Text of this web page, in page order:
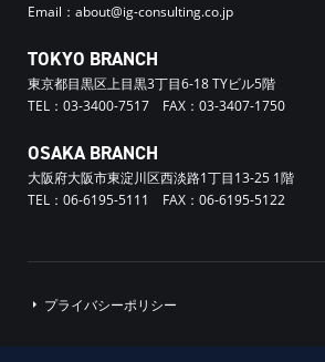
Email：about@ig-consulting.co.jp
TOKYO BRANCH
東京都目黒区上目黒3丁目6-18 TYビル5階
TEL：03-3400-7517 FAX：03-3407-1750
OSAKA BRANCH
大阪府大阪市東淀川区西淡路1丁目13-25 1階
TEL：06-6195-5111 FAX：06-6195-5122
プライバシーポリシー